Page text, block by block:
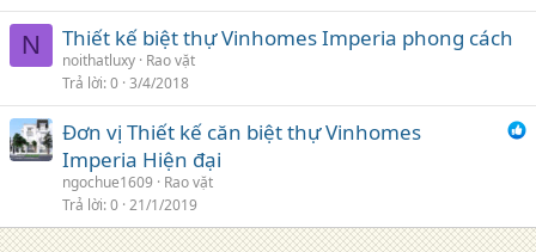
N Thiết kế biệt thự Vinhomes Imperia phong cách
noithatluxy Rao vặt
Trả lời 0 3/4/2018
Đơn vị Thiết kế căn biệt thự Vinhomes
Imperia Hiện đại
ngochue1609
Rao vặt
Trả lời 0 21/1/2019